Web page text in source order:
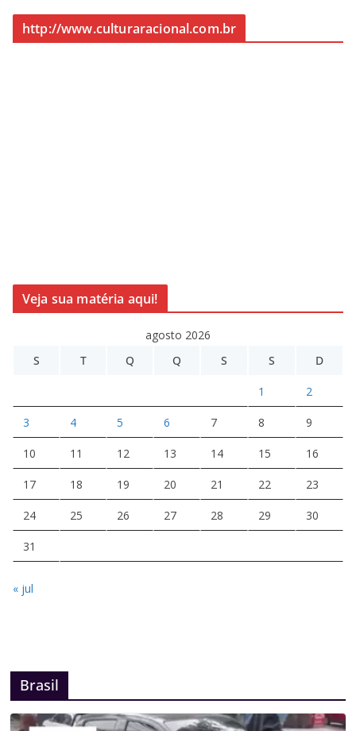
http://www.culturaracional.com.br
Veja sua matéria aqui!
agosto 2026
S
T Q Q S S D
1 2
3 4 5 6 7 8 9
10 11 12 13 14 15 16
17 18 19 20 21 22 23
24 25 26 27 28 29 30
31
« jul
Brasil